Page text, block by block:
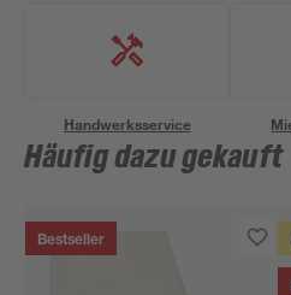
Handwerksservice
Häufig dazu gekauft
Bestseller